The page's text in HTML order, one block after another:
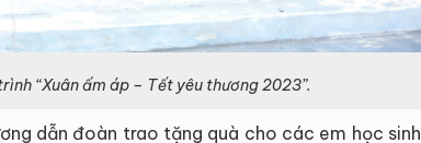
“Xuân ấm áp – Tết yêu thương 2023”.
dẫn đoàn trao tặng quà cho các em học sinh